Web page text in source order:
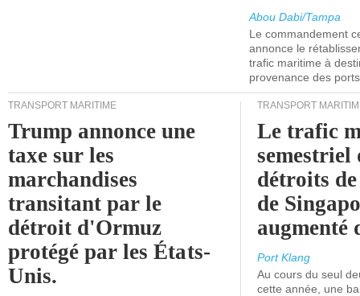
Abou Dabi/Tampa
Le commandement
annonce le
trafic maritime à
provenance des
TRANSPORT MARITIME
Trump annonce une
taxe sur les
marchandises
transitant par le
détroit d'Ormuz
protégé par les États-
Unis.
TRANSPORT
Le trafic
semestriel
détroits
de
augmenté
Port Klang
Au cours du seul
cette année, une